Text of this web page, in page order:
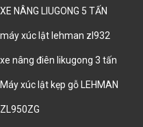
XE NÂNG LIUGONG 5 TẤN
máy xúc lật lehman zl932
xe nâng điên likugong 3 tấn
Máy xúc lật kẹp gỗ LEHMAN
ZL950ZG